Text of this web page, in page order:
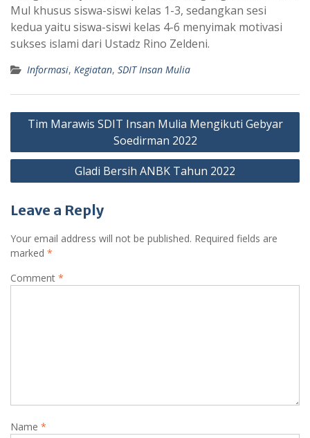
Mul khusus siswa-siswi kelas 1-3, sedangkan sesi
kedua yaitu siswa-siswi kelas 4-6 menyimak motivasi
sukses islami dari Ustadz Rino Zeldeni.
Informasi, Kegiatan, SDIT Insan Mulia
Post
Tim Marawis SDIT Insan Mulia Mengikuti Gebyar
Soedirman 2022
Gladi Bersih ANBK Tahun 2022
Leave a Reply
Your email address will not be published. Required fields are
marked *
Comment *
Name *